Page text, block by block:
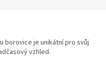
borovice je unikátní pro svůj
vzhled.